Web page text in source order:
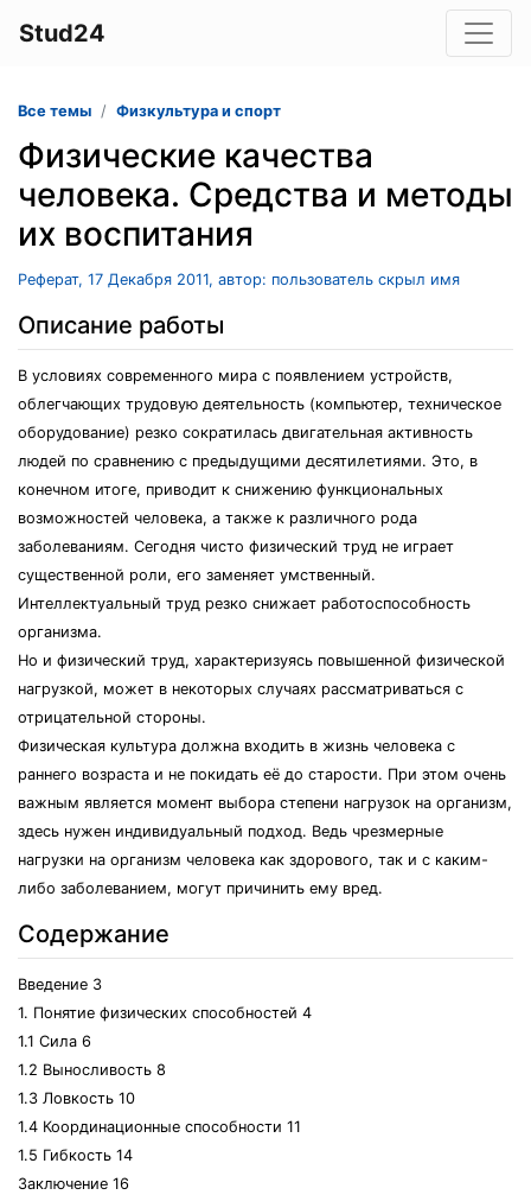
Stud24
Все темы Физкультура и спорт
Физические качества
человека. Средства и методы
их воспитания
Реферат, 17 Декабря 2011, автор: пользователь скрыл имя
Описание работы
В условиях современного мира с появлением устройств,
облегчающих трудовую деятельность (компьютер, техническое
оборудование) резко сократилась двигательная активность
людей по сравнению с предыдущими десятилетиями. Это, в
конечном итоге, приводит к снижению функциональных
возможностей человека, а также к различного рода
заболеваниям. Сегодня чисто физический труд не играет
существенной роли, его заменяет умственный.
Интеллектуальный труд резко снижает работоспособность
организма.
Но и физический труд, характеризуясь повышенной физической
нагрузкой, может в некоторых случаях рассматриваться с
отрицательной стороны.
Физическая культура должна входить в жизнь человека с
раннего возраста и не покидать её до старости. При этом очень
важным является момент выбора степени нагрузок на организм,
здесь нужен индивидуальный подход. Ведь чрезмерные
нагрузки на организм человека как здорового, так и с каким-
либо заболеванием, могут причинить ему вред.
Содержание
Введение 3
1. Понятие физических способностей 4
1.1 Сила 6
1.2 Выносливость 8
1.3 Ловкость 10
1.4 Координационные способности 11
1.5 Гибкость 14
Заключение 16